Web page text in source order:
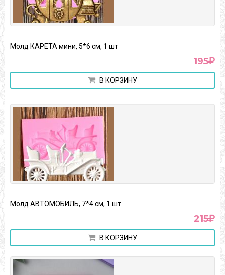
Молд КАРЕТА мини, 5*6 см, 1 шт
195
В КОРЗИНУ
Молд АВТОМОБИЛЬ, 7*4 см, 1 шт
215
В КОРЗИНУ